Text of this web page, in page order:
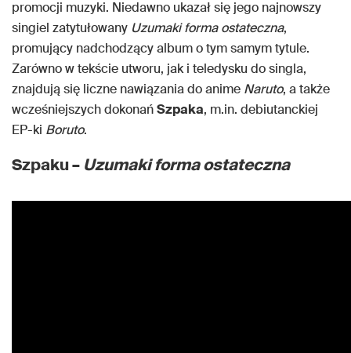
promocji muzyki. Niedawno ukazał się jego najnowszy
singiel zatytułowany Uzumaki forma ostateczna,
promujący nadchodzący album o tym samym tytule.
Zarówno w tekście utworu, jak i teledysku do singla,
znajdują się liczne nawiązania do anime Naruto, a także
wcześniejszych dokonańSzpaka, m.in. debiutanckiej
EP-ki Boruto.
Szpaku – Uzumaki forma ostateczna